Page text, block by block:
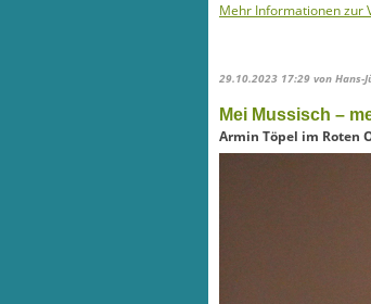
Mehr Informationen zur
29.10.2023 17:29 von Hans-
Mei Mussisch –
Armin Töpel im Roten